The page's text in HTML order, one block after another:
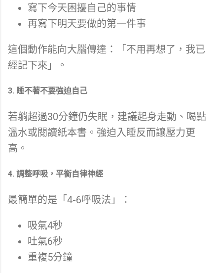
寫下今天困擾自己的事情
再寫下明天要做的第一件事
這個動作能向大腦傳達：「不用再想了，我已
經記下來」。
3. 睡不著不要強迫自己
若躺超過30分鐘仍失眠，建議起身走動、喝點
溫水或閱讀紙本書。強迫入睡反而讓壓力更
高。
4. 調整呼吸，平衡自律神經
最簡單的是「4-6呼吸法」：
吸氣4秒
吐氣6秒
重複5分鐘